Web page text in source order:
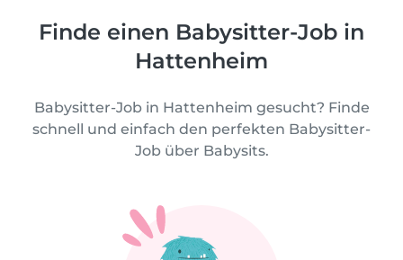
Finde einen Babysitter-Job in
Hattenheim
Babysitter-Job in Hattenheim gesucht? Finde
schnell und einfach den perfekten Babysitter-
Job über Babysits.